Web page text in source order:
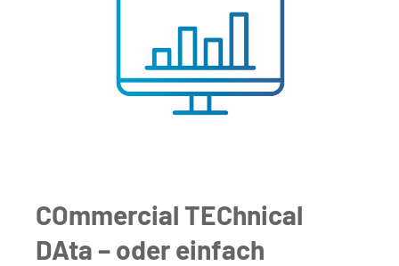
COmmercial TEChnical
DAta – oder einfach